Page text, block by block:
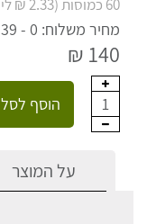
60 כמוסות (2.33 ₪ ליחידה)
מחיר משלוח: 0 - 39 ₪
140 ₪
1 הוסף לסל
על המוצר